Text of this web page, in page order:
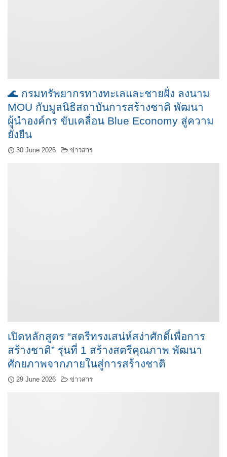
🌊 กรมทรัพยากรทางทะเลและชายฝั่ง ลงนาม
MOU กับมูลนิธิสถาบันการสร้างชาติ พัฒนา
ผู้นำองค์กร ขับเคลื่อน Blue Economy สู่ความ
ยั่งยืน
30 June 2026 ข่าวสาร
เปิดหลักสูตร “สตรีทรงเสน่ห์สง่าศักดิ์เพื่อการ
สร้างชาติ” รุ่นที่ 1 สร้างสตรีคุณภาพ พัฒนา
ศักยภาพจากภายในสู่การสร้างชาติ
29 June 2026 ข่าวสาร